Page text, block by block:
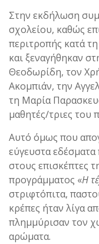
Στην εκδήλωση
σχολείου, καθώς
περιτροπής κατά
και ξεναγήθηκαν
Θεοδωρίδη, τον
Ακομπιάν, την
τη Μαρία
μαθητές/τριες του
Αυτό όμως που
εύγευστα
στους επισκέπτες
προγράμματος «Η
στριφτόπιτα,
κρέπες ήταν λίγα
πλημμύρισαν τον
αρώματα.